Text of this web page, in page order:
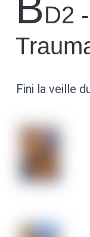
D2
Fini la veille